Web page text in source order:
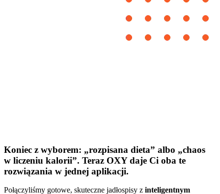
Koniec z wyborem: „rozpisana dieta” albo „chaos
w liczeniu kalorii”. Teraz OXY daje Ci oba te
rozwiązania w jednej aplikacji.
Połączyliśmy gotowe, skuteczne jadłospisy z inteligentnym